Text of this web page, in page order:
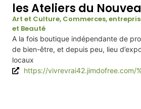
les Ateliers du
Art et Culture, Commerces,
et Beauté
A la fois boutique indépendante de
de bien-être, et depuis peu, lieu
locaux
https://vivrevrai42.jimdofree.com/